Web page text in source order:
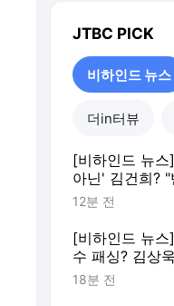
JTBC PICK
비하인드 뉴스
더in터뷰
[비하인드 뉴
아닌' 김건희?
고가 공사 지시"
12분 전
[비하인드 뉴
수 패싱? 김상
서 인사한 게 팩
18분 전